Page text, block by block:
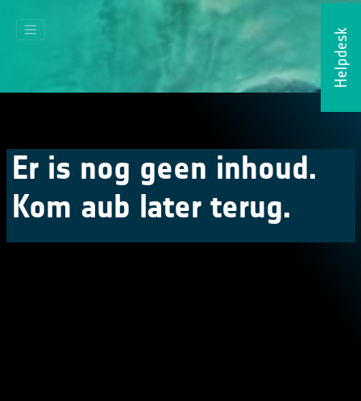
Helpdesk
Er is nog geen inhoud.
Kom aub later terug.